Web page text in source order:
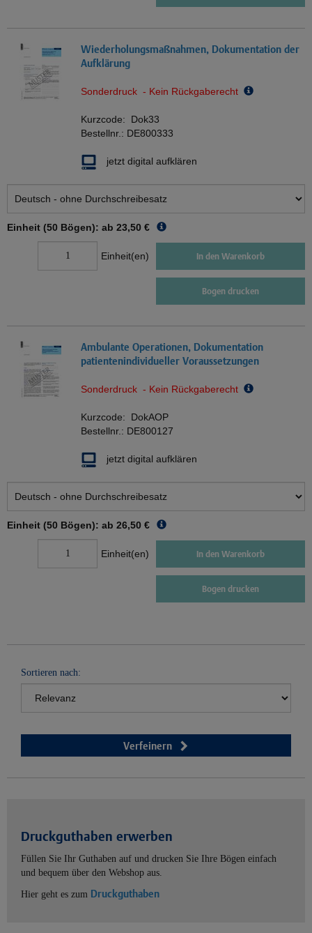
Wiederholungsmaßnahmen, Dokumentation der
Aufklärung
Sonderdruck - Kein Rückgaberecht
Kurzcode: Dok33
Bestellnr.: DE800333
jetzt digital aufklären
Einheit (50 Bögen): ab 23,50 €
Einheit(en) In den Warenkorb
Bogen drucken
Ambulante Operationen, Dokumentation
patientenindividueller Voraussetzungen
Sonderdruck - Kein Rückgaberecht
Kurzcode: DokAOP
Bestellnr.: DE800127
jetzt digital aufklären
Einheit (50 Bögen): ab 26,50 €
Einheit(en) In den Warenkorb
Bogen drucken
Sortieren nach:
Verfeinern
Druckguthaben erwerben
Füllen Sie Ihr Guthaben auf und drucken Sie Ihre Bögen einfach
und bequem über den Webshop aus.
Hier geht es zum Druckguthaben